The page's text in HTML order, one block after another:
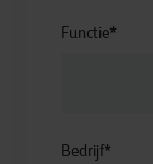
Functie*
Bedrijf*